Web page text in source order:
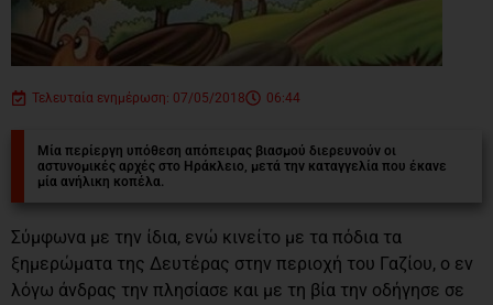
Τελευταία ενημέρωση: 07/05/2018 06:44
Μία περίεργη υπόθεση απόπειρας βιασμού διερευνούν οι
αστυνομικές αρχές στο Ηράκλειο, μετά την καταγγελία που έκανε
μία ανήλικη κοπέλα.
Σύμφωνα με την ίδια, ενώ κινείτο με τα πόδια τα
ξημερώματα της Δευτέρας στην περιοχή του Γαζίου, ο εν
λόγω άνδρας την πλησίασε και με τη βία την οδήγησε σε